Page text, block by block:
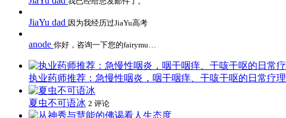
JiaYu dad 因为我经历过JiaYu高考
anode 你好，咨询一下您的fairymu…
执业药师推荐：急慢性咽炎，咽干咽痒、干咳干呕的日常疗理
夏虫不可语冰 2 评论